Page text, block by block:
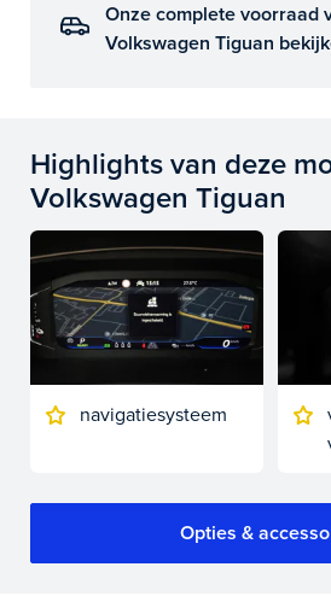
Onze complete voorraad
Volkswagen Tiguan
Highlights van deze
Volkswagen Tiguan
navigatiesysteem
Opties &